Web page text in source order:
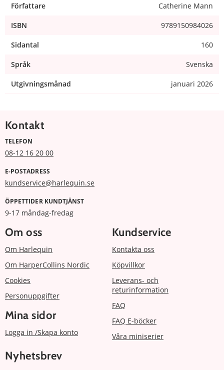
Författare Catherine Mann
ISBN 9789150984026
Sidantal 160
Språk Svenska
Utgivningsmånad januari 2026
Kontakt
TELEFON
08-12 16 20 00
E-POSTADRESS
kundservice@harlequin.se
ÖPPETTIDER KUNDTJÄNST
9-17 måndag-fredag
Om oss
Om Harlequin
Om HarperCollins Nordic
Cookies
Personuppgifter
Mina sidor
Logga in /Skapa konto
Kundservice
Kontakta oss
Köpvillkor
Leverans- och
returinformation
FAQ
FAQ E-böcker
Våra miniserier
Nyhetsbrev